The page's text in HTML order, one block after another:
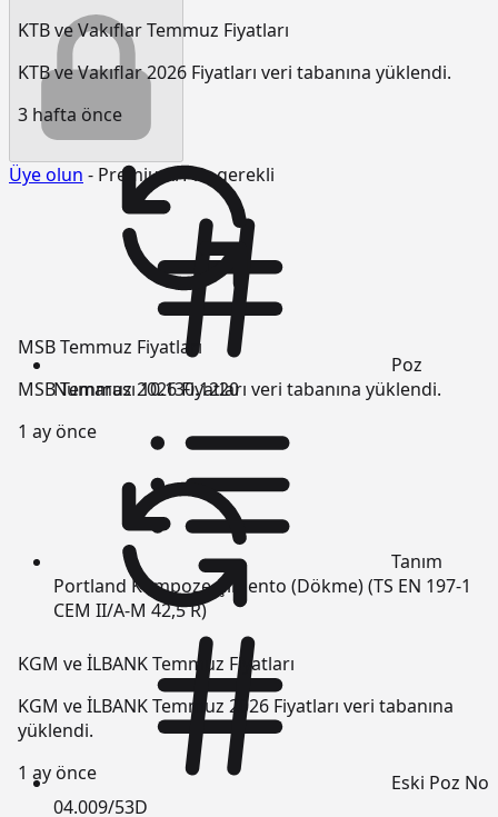
KTB ve Vakıflar Temmuz Fiyatları
KTB ve Vakıflar 2026 Fiyatları veri tabanına yüklendi.
3 hafta önce
MSB Temmuz Fiyatları
MSB Temmuz 2026 Fiyatları veri tabanına yüklendi.
1 ay önce
KGM ve İLBANK Temmuz Fiyatları
KGM ve İLBANK Temmuz 2026 Fiyatları veri tabanına
yüklendi.
1 ay önce
Üye olun - Premium/Pro gerekli
Poz
Numarası 10.130.1220
Tanım
Portland Kompoze Çimento (Dökme) (TS EN 197-1
CEM II/A-M 42,5 R)
Eski Poz No
04.009/53D